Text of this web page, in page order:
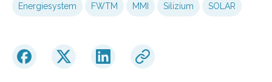
Energiesystem FWTM MMI Silizium SOLAR